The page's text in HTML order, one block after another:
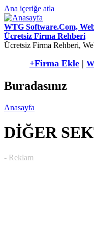
Ana içeriğe atla
WTG Software.Com,
Ücretsiz Firma Rehberi
Ücretsiz Firma Rehberi,
+Firma Ekle |
Buradasınız
Anasayfa
DİĞER
- Reklam